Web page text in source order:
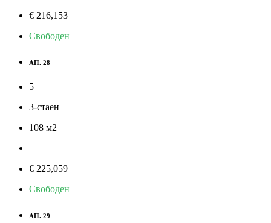
€ 216,153
Свободен
АП. 28
5
3-стаен
108 м2
€ 225,059
Свободен
АП. 29